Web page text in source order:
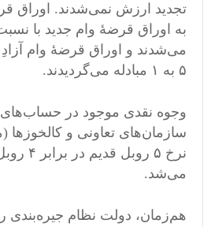
تجدید ارزش نمی‌شدند. اوراق
۵ به ۱ مبادله می‌گردیدند.
وجوه نقدی موجود در
سازمان‌های تعاونی و کالخوزها
نرخ ۵
می‌شد.
هم‌زمان، دولت نظام جیره‌بندی